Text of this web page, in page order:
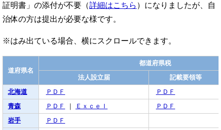
証明書」の添付が不要（詳細はこちら ）になりましたが、自
治体の方は提出が必要な様です。
道府県名
都道府県税
法人設立届
記載要領等
北海道
ＰＤＦ
ＰＤＦ
青森
ＰＤＦ ｜ Ｅｘｃｅｌ
ＰＤＦ
岩手
ＰＤＦ